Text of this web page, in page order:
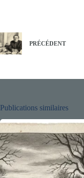
PRÉCÉDENT
Publications similaires